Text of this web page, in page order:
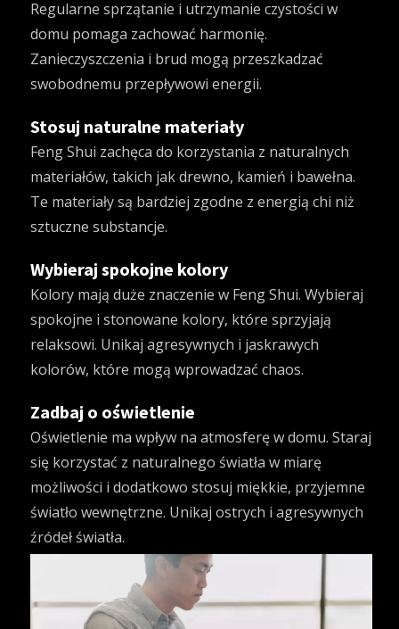
Regularne sprzątanie i utrzymanie czystości w
domu pomaga zachować harmonię.
Zanieczyszczenia i brud mogą przeszkadzać
swobodnemu przepływowi energii.
Stosuj naturalne materiały
Feng Shui zachęca do korzystania z naturalnych
materiałów, takich jak drewno, kamień i bawełna.
Te materiały są bardziej zgodne z energią chi niż
sztuczne substancje.
Wybieraj spokojne kolory
Kolory mają duże znaczenie w Feng Shui. Wybieraj
spokojne i stonowane kolory, które sprzyjają
relaksowi. Unikaj agresywnych i jaskrawych
kolorów, które mogą wprowadzać chaos.
Zadbaj o oświetlenie
Oświetlenie ma wpływ na atmosferę w domu. Staraj
się korzystać z naturalnego światła w miarę
możliwości i dodatkowo stosuj miękkie, przyjemne
światło wewnętrzne. Unikaj ostrych i agresywnych
źródeł światła.